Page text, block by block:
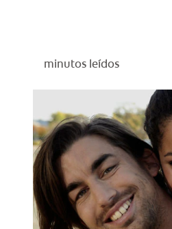
minutos leídos